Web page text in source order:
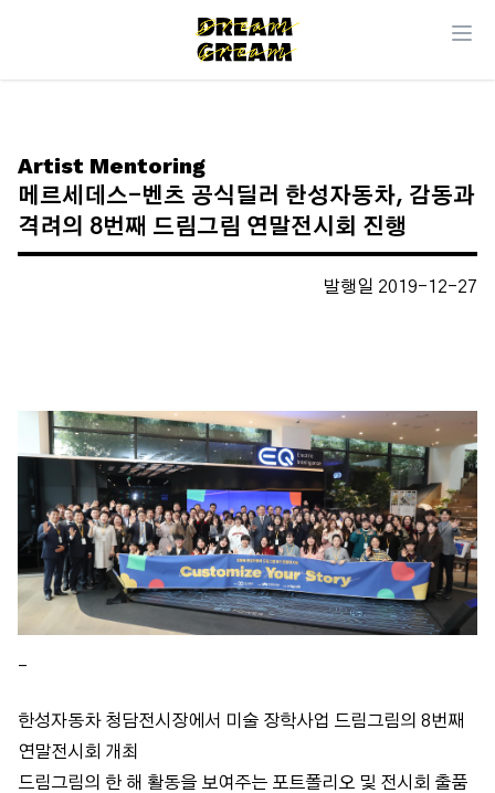
Artist Mentoring
메르세데스-벤츠 공식딜러 한성자동차, 감동과
격려의 8번째 드림그림 연말전시회 진행
발행일 2019-12-27
한성자동차 청담전시장에서 미술 장학사업 드림그림의 8번째
연말전시회 개최
드림그림의 한 해 활동을 보여주는 포트폴리오 및 전시회 출품